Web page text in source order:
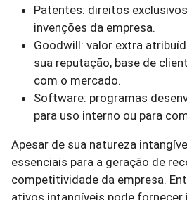
Patentes: direitos
invenções da empresa.
Goodwill: valor extra
sua reputação, base de
com o mercado.
Software: programas
para uso interno ou para
Apesar de sua natureza
essenciais para a geração de
competitividade da empresa.
ativos intangíveis pode